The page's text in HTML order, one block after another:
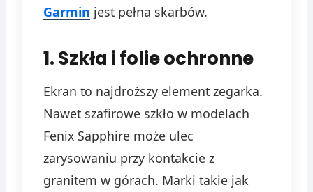
Garmin jest pełna skarbów.
1. Szkła i folie ochronne
Ekran to najdroższy element zegarka.
Nawet szafirowe szkło w modelach
Fenix Sapphire może ulec
zarysowaniu przy kontakcie z
granitem w górach. Marki takie jak